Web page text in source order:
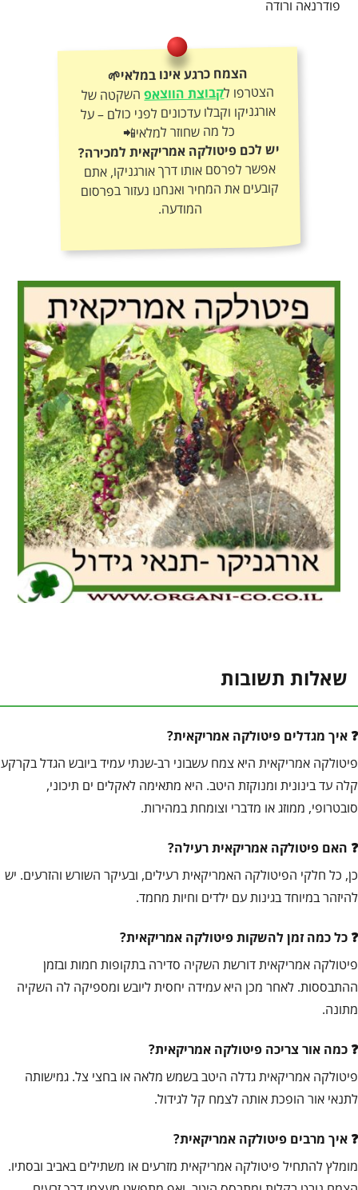
פודרנאה ורודה
הצמח כרגע אינו במלאי🌱
הצטרפו לקבוצת הווצאפהשקטה של
אורגניקו וקבלו עדכונים לפני כולם – על
כל מה שחוזר למלאי📲
יש לכם פיטולקה אמריקאית למכירה?
אפשר לפרסם אותו דרך אורגניקו, אתם
קובעים את המחיר ואנחנו נעזור בפרסום
המודעה.
שאלות תשובות
איך מגדלים פיטולקה אמריקאית?
פיטולקה אמריקאית היא צמח עשבוני רב-שנתי עמיד ביובש הגדל בקרקע
קלה עד בינונית ומנוקזת היטב. היא מתאימה לאקלים ים תיכוני,
סובטרופי, ממוזג או מדברי וצומחת במהירות.
האם פיטולקה אמריקאית רעילה?
כן, כל חלקי הפיטולקה האמריקאית רעילים, ובעיקר השורש והזרעים. יש
להיזהר במיוחד בגינות עם ילדים וחיות מחמד.
כל כמה זמן להשקות פיטולקה אמריקאית?
פיטולקה אמריקאית דורשת השקיה סדירה בתקופות חמות ובזמן
ההתבססות. לאחר מכן היא עמידה יחסית ליובש ומספיקה לה השקיה
מתונה.
כמה אור צריכה פיטולקה אמריקאית?
פיטולקה אמריקאית גדלה היטב בשמש מלאה או בחצי צל. גמישותה
לתנאי אור הופכת אותה לצמח קל לגידול.
איך מרבים פיטולקה אמריקאית?
מומלץ להתחיל פיטולקה אמריקאית מזרעים או משתילים באביב ובסתיו.